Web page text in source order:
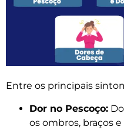
Entre os principais
Dor no Pescoço:
os ombros, braços e